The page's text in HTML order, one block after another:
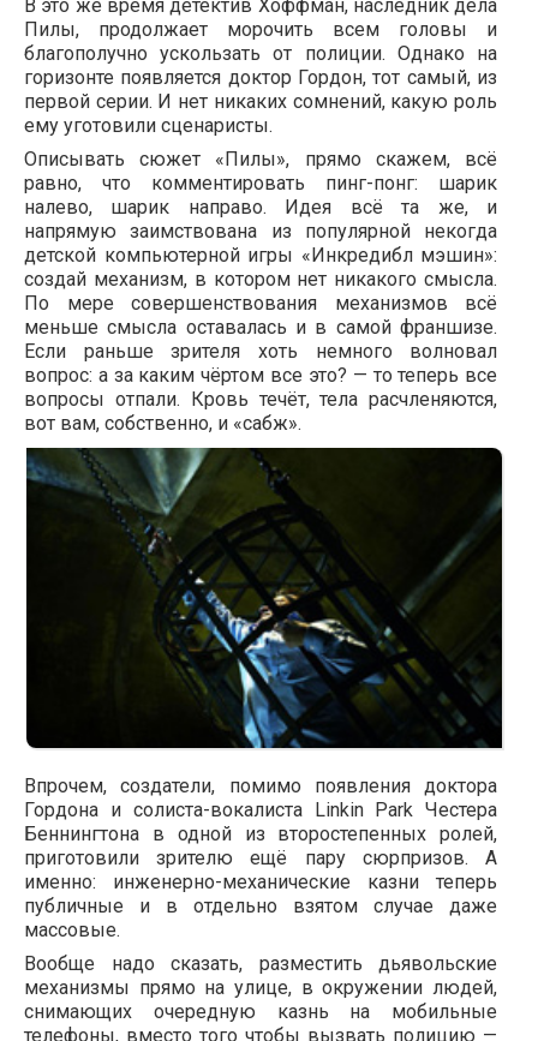
В это же время детектив Хоффман, наследник дела
Пилы, продолжает морочить всем головы и
благополучно ускользать от полиции. Однако на
горизонте появляется доктор Гордон, тот самый, из
первой серии. И нет никаких сомнений, какую роль
ему уготовили сценаристы.
Описывать сюжет «Пилы», прямо скажем, всё
равно, что комментировать пинг-понг: шарик
налево, шарик направо. Идея всё та же, и
напрямую заимствована из популярной некогда
детской компьютерной игры «Инкредибл мэшин»:
создай механизм, в котором нет никакого смысла.
По мере совершенствования механизмов всё
меньше смысла оставалась и в самой франшизе.
Если раньше зрителя хоть немного волновал
вопрос: а за каким чёртом все это? — то теперь все
вопросы отпали. Кровь течёт, тела расчленяются,
вот вам, собственно, и «сабж».
Впрочем, создатели, помимо появления доктора
Гордона и солиста-вокалиста Linkin Park Честера
Беннингтона в одной из второстепенных ролей,
приготовили зрителю ещё пару сюрпризов. А
именно: инженерно-механические казни теперь
публичные и в отдельно взятом случае даже
массовые.
Вообще надо сказать, разместить дьявольские
механизмы прямо на улице, в окружении людей,
снимающих очередную казнь на мобильные
телефоны, вместо того чтобы вызвать полицию —